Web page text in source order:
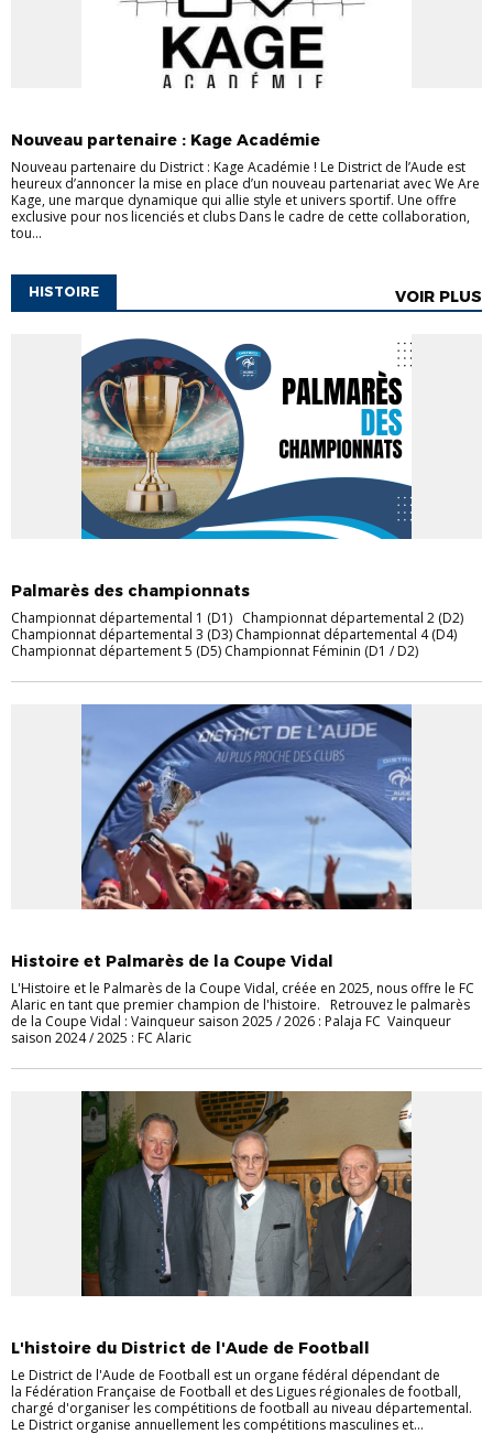
Nouveau partenaire : Kage Académie
Nouveau partenaire du District : Kage Académie ! Le District de l’Aude est
heureux d’annoncer la mise en place d’un nouveau partenariat avec We Are
Kage, une marque dynamique qui allie style et univers sportif. Une offre
exclusive pour nos licenciés et clubs Dans le cadre de cette collaboration,
tou...
HISTOIRE VOIR PLUS
Palmarès des championnats
Championnat départemental 1 (D1) Championnat départemental 2 (D2)
Championnat départemental 3 (D3) Championnat départemental 4 (D4)
Championnat département 5 (D5) Championnat Féminin (D1 / D2)
Histoire et Palmarès de la Coupe Vidal
L'Histoire et le Palmarès de la Coupe Vidal, créée en 2025, nous offre le FC
Alaric en tant que premier champion de l'histoire. Retrouvez le palmarès
de la Coupe Vidal : Vainqueur saison 2025 / 2026 : Palaja FC Vainqueur
saison 2024 / 2025 : FC Alaric
L'histoire du District de l'Aude de Football
Le District de l'Aude de Football est un organe fédéral dépendant de
la Fédération Française de Football et des Ligues régionales de football,
chargé d'organiser les compétitions de football au niveau départemental.
Le District organise annuellement les compétitions masculines et...